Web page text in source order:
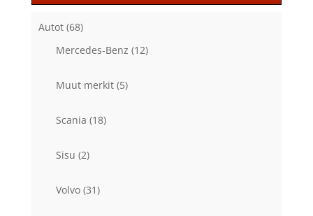
Autot (68)
Mercedes-Benz (12)
Muut merkit (5)
Scania (18)
Sisu (2)
Volvo (31)